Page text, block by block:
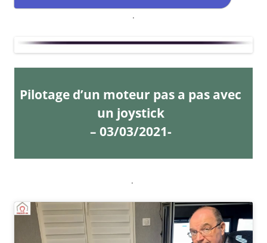
.
Pilotage d’un moteur pas a pas avec
un joystick
– 03/03/2021-
.